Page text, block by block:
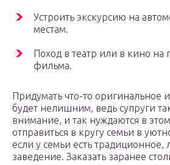
Устроить экскурсию на
местам.
Поход в театр или в кино на
фильма.
Придумать что-то оригинальное
будет нелишним, ведь супруги
внимание, и так нуждаются в
отправиться в кругу семьи в
если у семьи есть
заведение. Заказать заранее